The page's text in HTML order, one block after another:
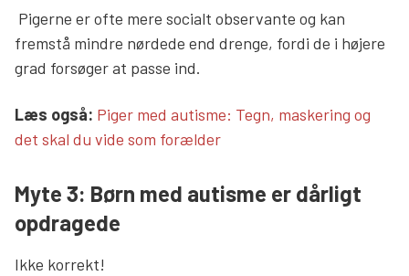
Pigerne er ofte mere socialt observante og kan
fremstå mindre nørdede end drenge, fordi de i højere
grad forsøger at passe ind.
Læs mere links
Læs også: Piger med autisme: Tegn, maskering og
det skal du vide som forælder
Myte 3: Børn med autisme er dårligt
opdragede
Ikke korrekt!